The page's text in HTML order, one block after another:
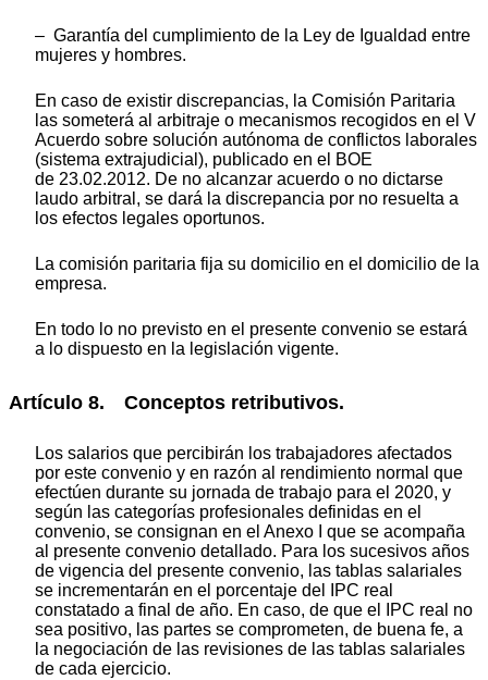
– Garantía del cumplimiento de la Ley de Igualdad entre
mujeres y hombres.
En caso de existir discrepancias, la Comisión Paritaria
las someterá al arbitraje o mecanismos recogidos en el V
Acuerdo sobre solución autónoma de conflictos laborales
(sistema extrajudicial), publicado en el BOE
de 23.02.2012. De no alcanzar acuerdo o no dictarse
laudo arbitral, se dará la discrepancia por no resuelta a
los efectos legales oportunos.
La comisión paritaria fija su domicilio en el domicilio de la
empresa.
En todo lo no previsto en el presente convenio se estará
a lo dispuesto en la legislación vigente.
Artículo 8. Conceptos retributivos.
Los salarios que percibirán los trabajadores afectados
por este convenio y en razón al rendimiento normal que
efectúen durante su jornada de trabajo para el 2020, y
según las categorías profesionales definidas en el
convenio, se consignan en el Anexo I que se acompaña
al presente convenio detallado. Para los sucesivos años
de vigencia del presente convenio, las tablas salariales
se incrementarán en el porcentaje del IPC real
constatado a final de año. En caso, de que el IPC real no
sea positivo, las partes se comprometen, de buena fe, a
la negociación de las revisiones de las tablas salariales
de cada ejercicio.